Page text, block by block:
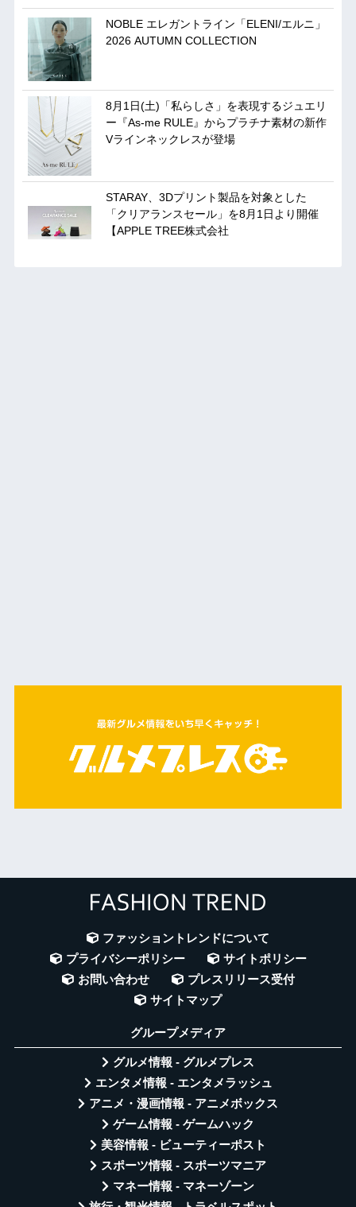
NOBLE エレガントライン「ELENI/エルニ」
2026 AUTUMN COLLECTION
8月1日(土)「私らしさ」を表現するジュエリ
ー『As-me RULE』からプラチナ素材の新作
Vラインネックレスが登場
STARAY、3Dプリント製品を対象とした
「クリアランスセール」を8月1日より開催
【APPLE TREE株式会社
ファッショントレンドについて
プライバシーポリシー
サイトポリシー
お問い合わせ
プレスリリース受付
サイトマップ
グループメディア
グルメ情報 - グルメプレス
エンタメ情報 - エンタメラッシュ
アニメ・漫画情報 - アニメボックス
ゲーム情報 - ゲームハック
美容情報 - ビューティーポスト
スポーツ情報 - スポーツマニア
マネー情報 - マネーゾーン